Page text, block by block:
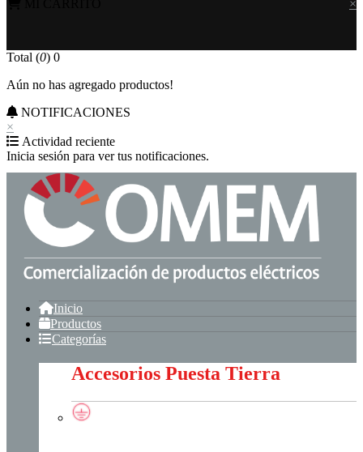
×
Total (0) 0
Aún no has agregado productos!
NOTIFICACIONES
×
Actividad reciente
Inicia sesión para ver tus notificaciones.
Inicio
Productos
Categorías
Accesorios Puesta Tierra